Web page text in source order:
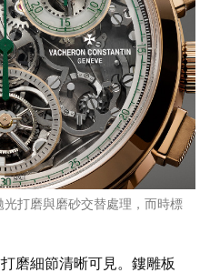
打磨與磨砂交替處理，而時標
磨細節清晰可見。鏤雕板